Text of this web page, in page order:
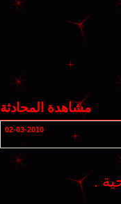
مشاهدة المحادثة
02-03-2010
.